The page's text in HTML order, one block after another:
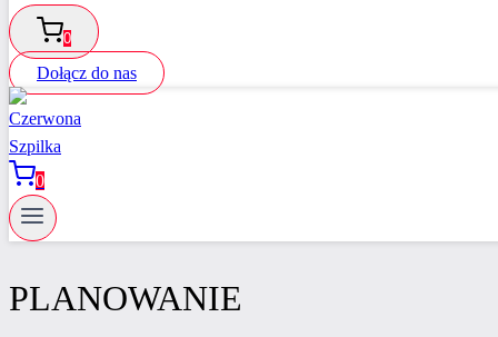
0
Dołącz do nas
0
PLANOWANIE